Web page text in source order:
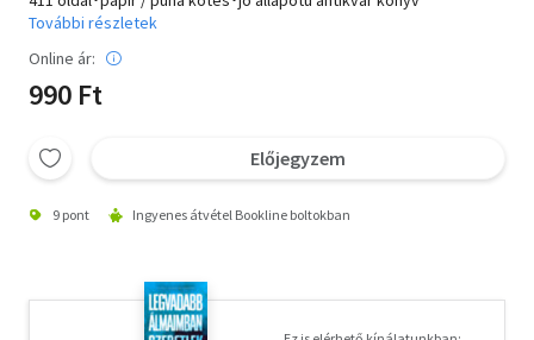
További részletek
Online ár:
990 Ft
Előjegyzem
9 pont Ingyenes átvétel Bookline boltokban